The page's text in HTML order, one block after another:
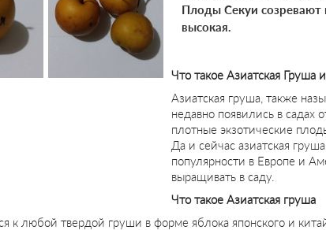
Плоды Секуи созревают
высокая.
Что такое Азиатская Груша
Азиатская груша, также
недавно появились в садах
плотные экзотические
Да и сейчас азиатская
популярности в Европе и
выращивать в саду.
Что такое Азиатская груша
к любой твердой груши в форме яблока японского и